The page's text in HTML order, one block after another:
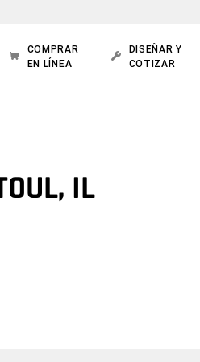
COMPRAR
EN LÍNEA
DISEÑAR Y
COTIZAR
IL